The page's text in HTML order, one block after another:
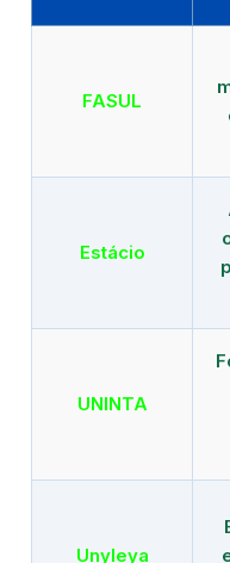
FASUL
Estácio
UNINTA
Unyleya